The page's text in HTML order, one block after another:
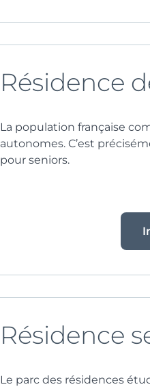
Résidence
La population française
autonomes. C’est
pour seniors.
Résidence
Le parc des résidences